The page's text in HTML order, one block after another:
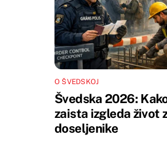
O ŠVEDSKOJ
Švedska 2026:
zaista izgleda život
doseljenike